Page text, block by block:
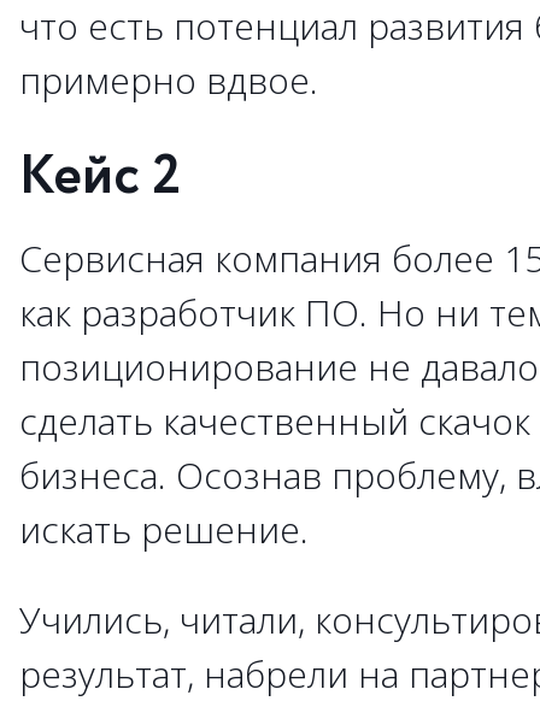
что есть потенциал
примерно вдвое.
Кейс 2
Сервисная компания более
как разработчик ПО. Но ни
позиционирование не
сделать качественный
бизнеса. Осознав проблему,
искать решение.
Учились, читали,
результат, набрели на